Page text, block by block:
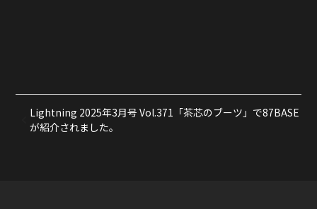
Lightning 2025年3月号 Vol.371「茶芯のブーツ」で87BASE
が紹介されました。